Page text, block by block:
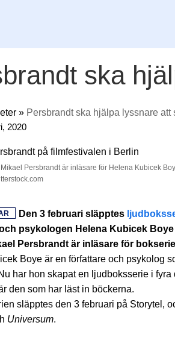
ska
» Persbrandt ska hjälpa lyssnare att
2020
Persbrandt är inläsare för Helena Kubicek
Den 3 februari släpptes
psykologen Helena Kubicek
Persbrandt är inläsare för
Boye är en författare och psykolog
har hon skapat en ljudboksserie i fyra
den som har läst in böckerna.
släpptes den 3 februari på Storytel,
Universum.